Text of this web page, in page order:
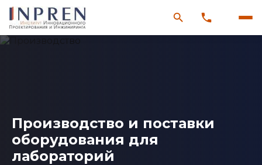
Производство и поставки
оборудования для
лабораторий